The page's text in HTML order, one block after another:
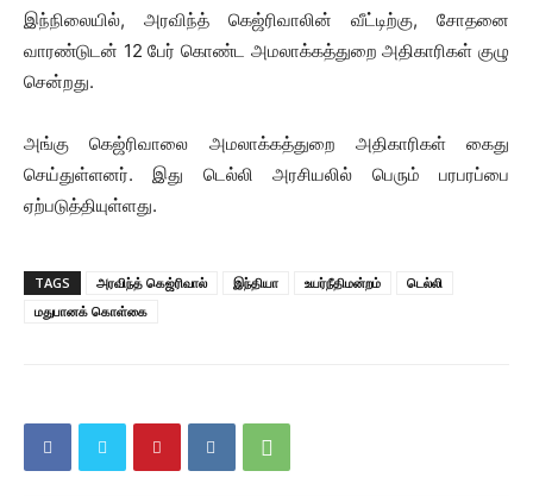
இந்நிலையில், அரவிந்த் கெஜ்ரிவாலின் வீட்டிற்கு, சோதனை
வாரண்டுடன் 12 பேர் கொண்ட அமலாக்கத்துறை அதிகாரிகள் குழு
சென்றது.
அங்கு கெஜ்ரிவாலை அமலாக்கத்துறை அதிகாரிகள் கைது
செய்துள்ளனர். இது டெல்லி அரசியலில் பெரும் பரபரப்பை
ஏற்படுத்தியுள்ளது.
TAGS அரவிந்த் கெஜ்ரிவால் இந்தியா உயர்நீதிமன்றம்
டெல்லி
மதுபானக் கொள்கை